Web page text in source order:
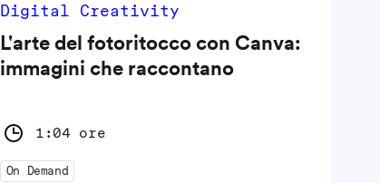
Digital Creativity
L'arte del fotoritocco con Canva:
immagini che raccontano
1:04 ore
On Demand